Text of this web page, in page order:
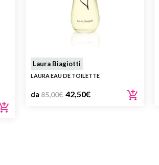
Laura Biagiotti
LAURA EAU DE TOILETTE
da 85,00€ 42,50€